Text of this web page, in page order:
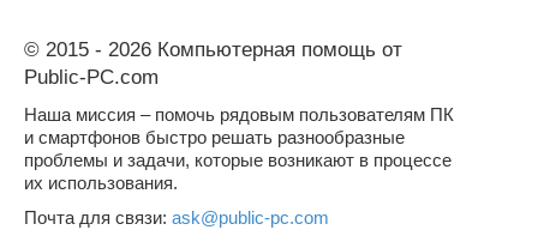
© 2015 - 2026 Компьютерная помощь от
Public-PC.com
Наша миссия – помочь рядовым пользователям ПК
и смартфонов быстро решать разнообразные
проблемы и задачи, которые возникают в процессе
их использования.
Почта для связи: ask@public-pc.com